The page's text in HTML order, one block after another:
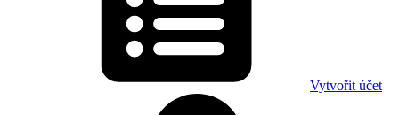
Vytvořit účet